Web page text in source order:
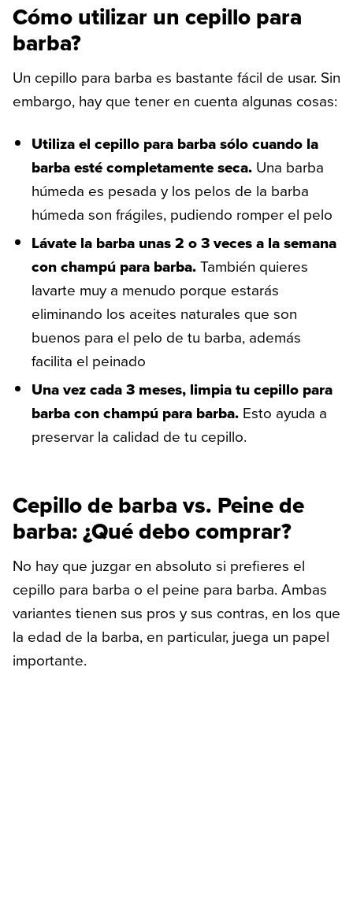
Cómo utilizar un cepillo para
barba?
Un cepillo para barba es bastante fácil de usar. Sin
embargo, hay que tener en cuenta algunas cosas:
Utiliza el cepillo para barba sólo cuando la
barba esté completamente seca. Una barba
húmeda es pesada y los pelos de la barba
húmeda son frágiles, pudiendo romper el pelo
Lávate la barba unas 2 o 3 veces a la semana
con champú para barba.También quieres
lavarte muy a menudo porque estarás
eliminando los aceites naturales que son
buenos para el pelo de tu barba, además
facilita el peinado
Una vez cada 3 meses, limpia tu cepillo para
barba con champú para barba. Esto ayuda a
preservar la calidad de tu cepillo.
Cepillo de barba vs. Peine de
barba: ¿Qué debo comprar?
No hay que juzgar en absoluto si prefieres el
cepillo para barba o el peine para barba. Ambas
variantes tienen sus pros y sus contras, en los que
la edad de la barba, en particular, juega un papel
importante.